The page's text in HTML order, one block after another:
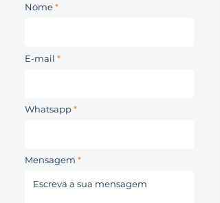
Nome
E-mail
Whatsapp
Mensagem